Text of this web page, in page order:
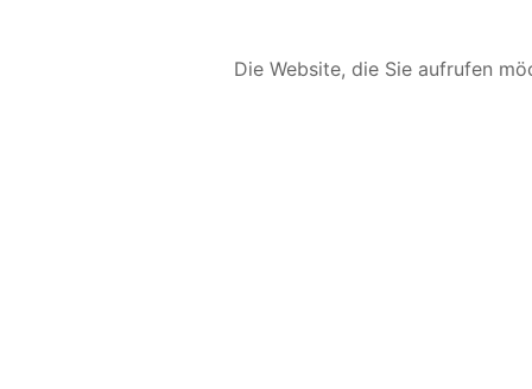
Die Website, die Sie aufrufen